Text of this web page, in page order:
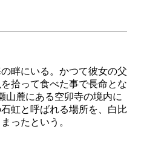
畔にいる。かつて彼女の父
拾って食べた事で長命とな
山麓にある空卯寺の境内に
虹と呼ばれる場所を、白比
ったという。